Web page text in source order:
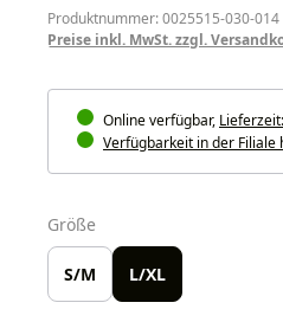
Produktnummer: 0025515-030-014
Preise inkl. MwSt. zzgl.
Online verfügbar, Lieferzeit:
Verfügbarkeit in der Filiale
Größe
S/M L/XL